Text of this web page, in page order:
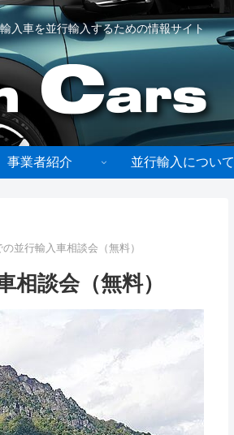
入車を並行輸入するための情報サイト
事業者紹介 並行輸入について
並行輸入車相談会（無料）
相談会（無料）